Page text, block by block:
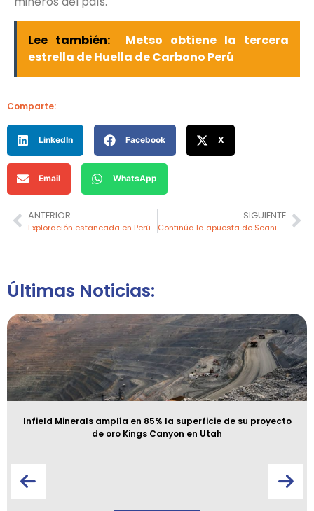
Lee también:
Metso obtiene la tercera
estrella de Huella de Carbono Perú
Comparte:
LinkedIn Facebook X
Email WhatsApp
ANTERIOR
Exploración estancada en Perú frena el hallazgo de nuevos proyectos mineros de gran escala
SIGUIENTE
Continúa la apuesta de Scania por la minería en el Perú, con la entrega de nueva flota a Mur Wy
Últimas Noticias:
Infield Minerals amplía en 85% la superficie de su proyecto
de oro Kings Canyon en Utah